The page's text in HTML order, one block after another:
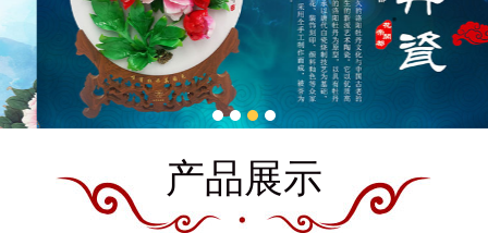
产品展示